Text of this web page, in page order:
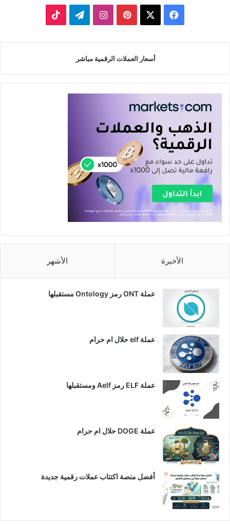
فيسبوك بينتيريستانستقرامتيلقرام
أسعار العملات الرقمية مباشر
الأخيرة الأشهر
عملة ONT رمز Ontology مستقبلها
عملة elf حلال ام حرام
عملة ELF رمز Aelf ومستقبلها
عملة DOGE حلال ام حرام
أفضل منصة اكتتاب عملات رقمية جديدة